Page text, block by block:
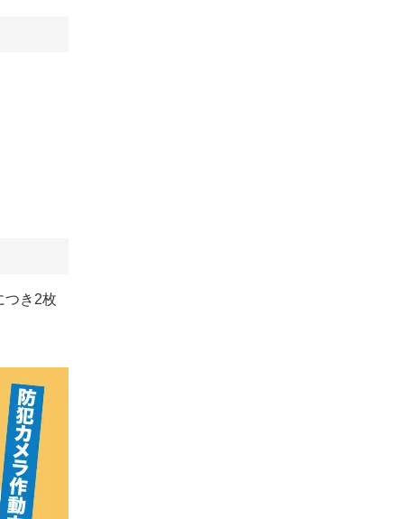
つき2枚